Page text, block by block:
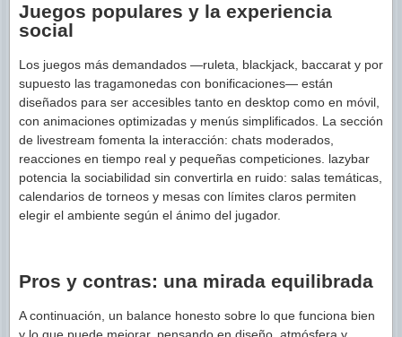
Juegos populares y la experiencia
social
Los juegos más demandados —ruleta, blackjack, baccarat y por
supuesto las tragamonedas con bonificaciones— están
diseñados para ser accesibles tanto en desktop como en móvil,
con animaciones optimizadas y menús simplificados. La sección
de livestream fomenta la interacción: chats moderados,
reacciones en tiempo real y pequeñas competiciones. lazybar
potencia la sociabilidad sin convertirla en ruido: salas temáticas,
calendarios de torneos y mesas con límites claros permiten
elegir el ambiente según el ánimo del jugador.
Pros y contras: una mirada equilibrada
A continuación, un balance honesto sobre lo que funciona bien
y lo que puede mejorar, pensando en diseño, atmósfera y